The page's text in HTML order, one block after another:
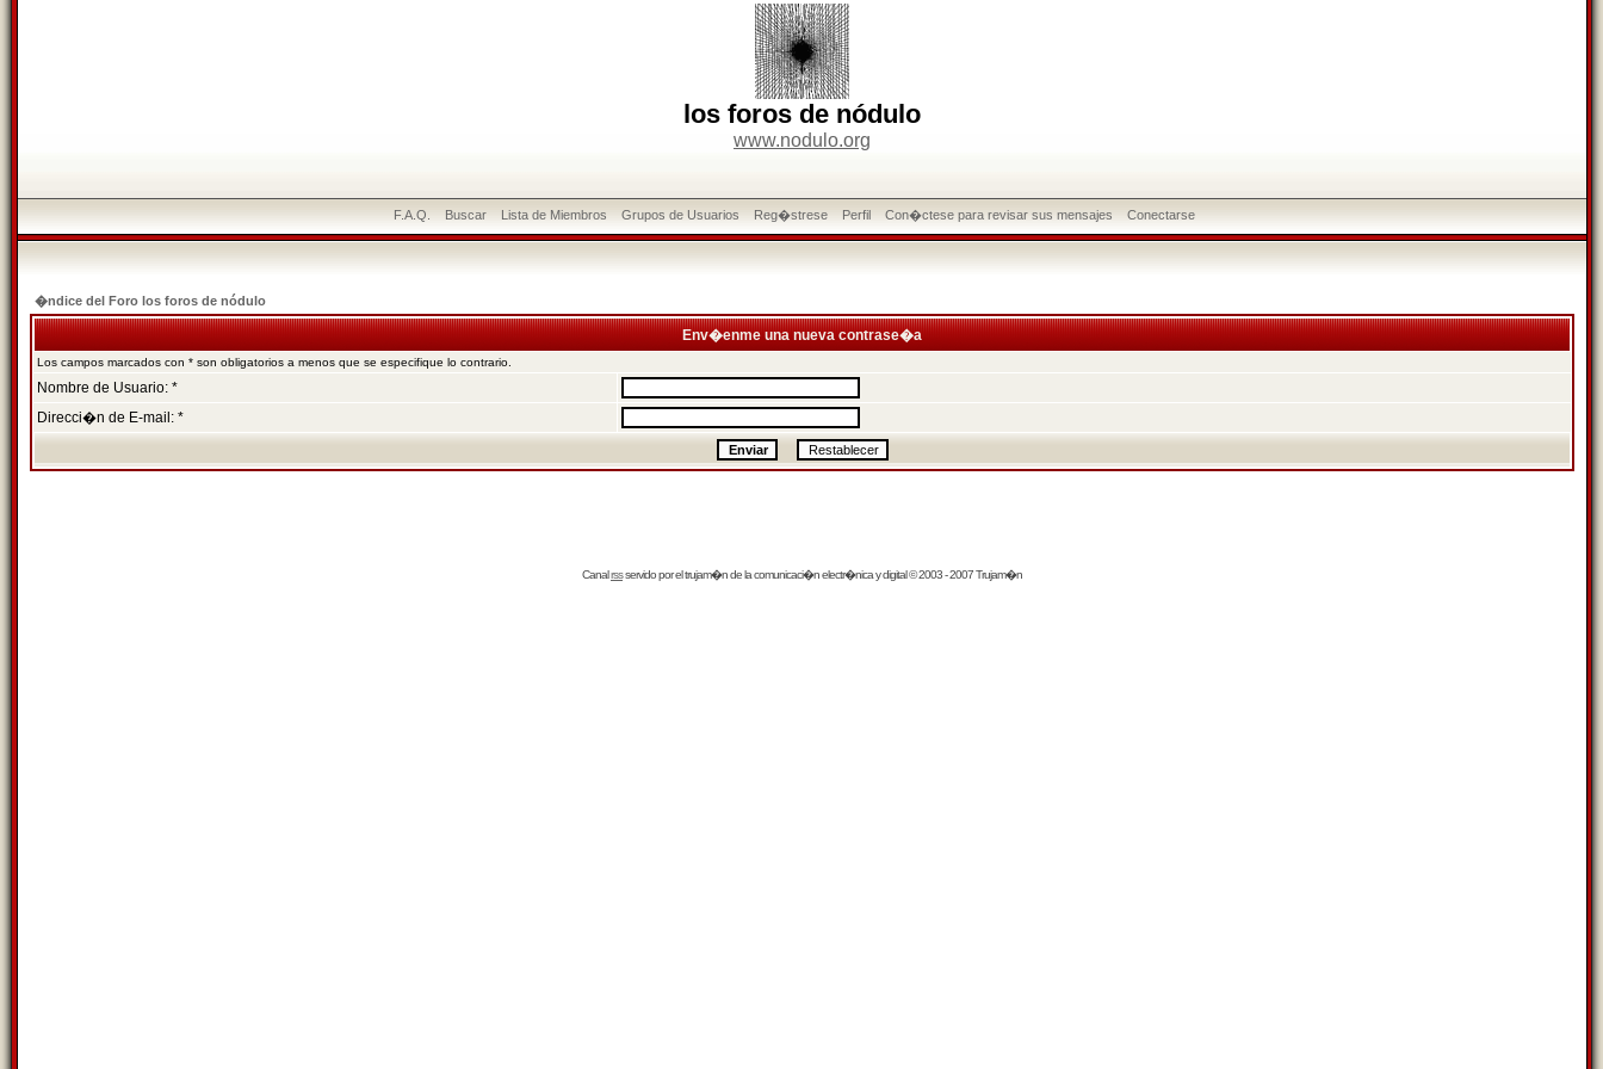
los foros de nódulo
www.nodulo.org
F.A.Q. Buscar Lista de Miembros Grupos de Usuarios Reg�strese Perfil Con�ctese para revisar sus mensajes Conectarse
�ndice del Foro los foros de nódulo
Env�enme una nueva contrase�a
Los campos marcados con * son obligatorios a menos que se especifique lo contrario.
Nombre de Usuario: *
Direcci�n de E-mail: *
Canalrssservido por eltrujam�nde la comunicaci�n electr�nica y digital © 2003 - 2007 Trujam�n